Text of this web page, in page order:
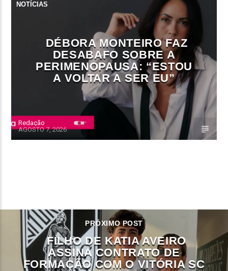
NOTÍCIAS
DÉBORA MONTEIRO FAZ
DESABAFO SOBRE A
PERIMENOPAUSA: “ESTOU
A VOLTAR A SER EU”
Redação
AGOSTO 7, 2026
PRÓXIMO POST
FILHO DE KATIA AVEIRO
ASSINA CONTRATO DE
FORMAÇÃO COM O VITÓRIA SC